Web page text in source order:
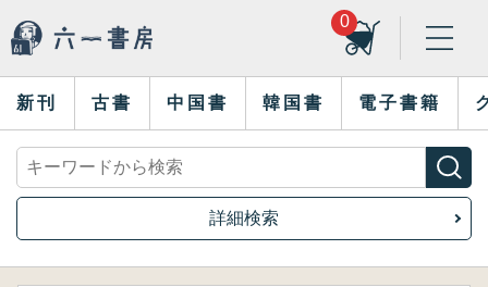
0
新刊 古書 中国書 韓国書 電子書籍
詳細検索